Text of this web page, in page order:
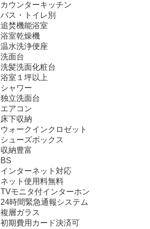
カウンターキッチン
バス・トイレ別
追焚機能浴室
浴室乾燥機
温水洗浄便座
洗面台
洗髪洗面化粧台
浴室１坪以上
シャワー
独立洗面台
エアコン
床下収納
ウォークインクロゼット
シューズボックス
収納豊富
BS
インターネット対応
ネット使用料無料
TVモニタ付インターホン
24時間緊急通報システム
複層ガラス
初期費用カード決済可